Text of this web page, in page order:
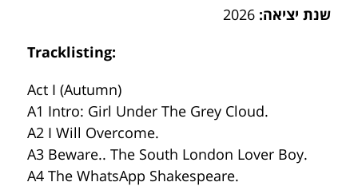
שנת יציאה:
Tracklisting:
Act I (Autumn)
A1 Intro: Girl Under The Grey Cloud.
A2 I Will Overcome.
A3 Beware.. The South London Lover Boy.
A4 The WhatsApp Shakespeare.